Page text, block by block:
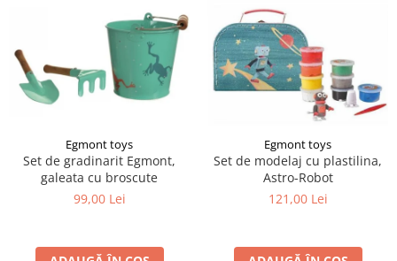
Egmont toys
Set de gradinarit Egmont,
galeata cu broscute
99,00 Lei
Egmont toys
Set de modelaj cu plastilina,
Astro-Robot
121,00 Lei